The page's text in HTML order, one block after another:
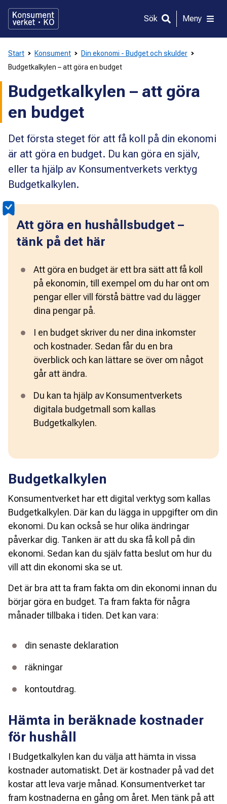
direkt
innehållet
Sök Meny
Start Konsument
Din ekonomi - Budget och skulder
Budgetkalkylen – att göra en budget
Budgetkalkylen – att göra
en budget
Det första steget för att få koll på din ekonomi
är att göra en budget. Du kan göra en själv,
eller ta hjälp av Konsumentverkets verktyg
Budgetkalkylen.
Att göra en hushållsbudget –
tänk på det här
Att göra en budget är ett bra sätt att få koll
på ekonomin, till exempel om du har ont om
pengar eller vill förstå bättre vad du lägger
dina pengar på.
I en budget skriver du ner dina inkomster
och kostnader. Sedan får du en bra
överblick och kan lättare se över om något
går att ändra.
Du kan ta hjälp av Konsumentverkets
digitala budgetmall som kallas
Budgetkalkylen.
Budgetkalkylen
Konsumentverket har ett digital verktyg som kallas
Budgetkalkylen. Där kan du lägga in uppgifter om din
ekonomi. Du kan också se hur olika ändringar
påverkar dig. Tanken är att du ska få koll på din
ekonomi. Sedan kan du själv fatta beslut om hur du
vill att din ekonomi ska se ut.
Det är bra att ta fram fakta om din ekonomi innan du
börjar göra en budget. Ta fram fakta för några
månader tillbaka i tiden. Det kan vara:
din senaste deklaration
räkningar
kontoutdrag.
Hämta in beräknade kostnader
för hushåll
I Budgetkalkylen kan du välja att hämta in vissa
kostnader automatiskt. Det är kostnader på vad det
kostar att leva varje månad. Konsumentverket tar
fram kostnaderna en gång om året. Men tänk på att